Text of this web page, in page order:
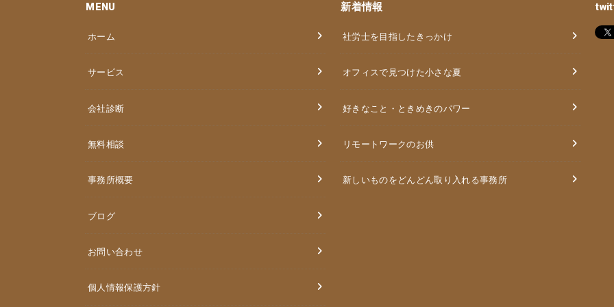
MENU
ホーム
サービス
会社診断
無料相談
事務所概要
ブログ
お問い合わせ
個人情報保護方針
新着情報
社労士を目指したきっかけ
オフィスで見つけた小さな夏
好きなこと・ときめきのパワー
リモートワークのお供
新しいものをどんどん取り入れる事務所